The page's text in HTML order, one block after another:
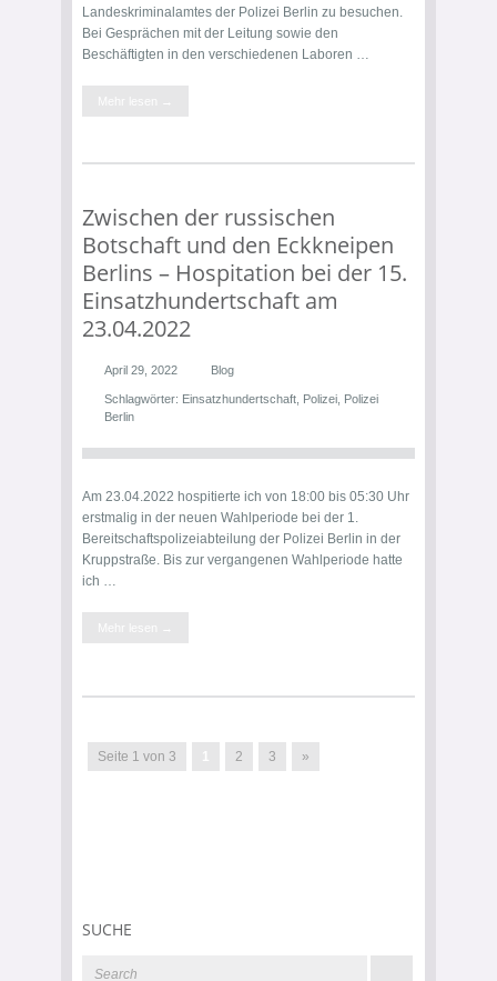
Landeskriminalamtes der Polizei Berlin zu besuchen.
Bei Gesprächen mit der Leitung sowie den
Beschäftigten in den verschiedenen Laboren …
Mehr lesen →
Zwischen der russischen
Botschaft und den Eckkneipen
Berlins – Hospitation bei der 15.
Einsatzhundertschaft am
23.04.2022
April 29, 2022 Blog
Schlagwörter: Einsatzhundertschaft Polizei Polizei
Berlin
Am 23.04.2022 hospitierte ich von 18:00 bis 05:30 Uhr
erstmalig in der neuen Wahlperiode bei der 1.
Bereitschaftspolizeiabteilung der Polizei Berlin in der
Kruppstraße. Bis zur vergangenen Wahlperiode hatte
ich …
Mehr lesen →
Seite 1 von 3 1 2 3 »
SUCHE